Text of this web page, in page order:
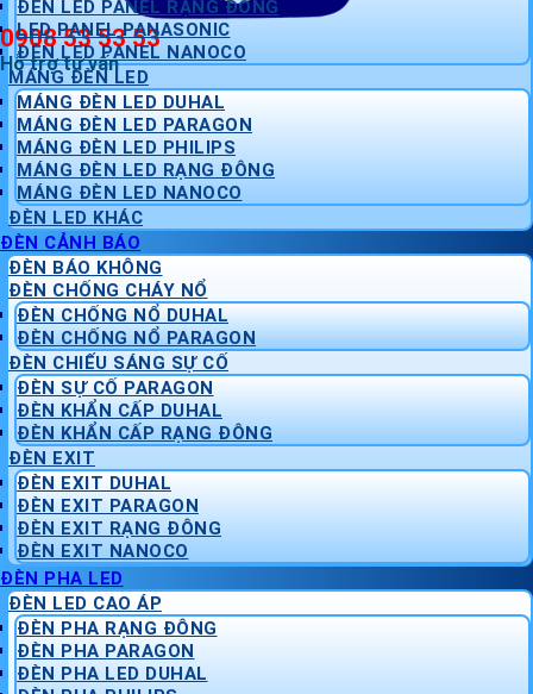
0908 53 53 53
Hỗ trợ tư vấn
ĐÈN LED PANEL RẠNG ĐÔNG
LED PANEL PANASONIC
ĐÈN LED PANEL NANOCO
MÁNG ĐÈN LED
MÁNG ĐÈN LED DUHAL
MÁNG ĐÈN LED PARAGON
MÁNG ĐÈN LED PHILIPS
MÁNG ĐÈN LED RẠNG ĐÔNG
MÁNG ĐÈN LED NANOCO
ĐÈN LED KHÁC
ĐÈN CẢNH BÁO
ĐÈN BÁO KHÔNG
ĐÈN CHỐNG CHÁY NỔ
ĐÈN CHỐNG NỔ DUHAL
ĐÈN CHỐNG NỔ PARAGON
ĐÈN CHIẾU SÁNG SỰ CỐ
ĐÈN SỰ CỐ PARAGON
ĐÈN KHẨN CẤP DUHAL
ĐÈN KHẨN CẤP RẠNG ĐÔNG
ĐÈN EXIT
ĐÈN EXIT DUHAL
ĐÈN EXIT PARAGON
ĐÈN EXIT RẠNG ĐÔNG
ĐÈN EXIT NANOCO
ĐÈN PHA LED
ĐÈN LED CAO ÁP
ĐÈN PHA RẠNG ĐÔNG
ĐÈN PHA PARAGON
ĐÈN PHA LED DUHAL